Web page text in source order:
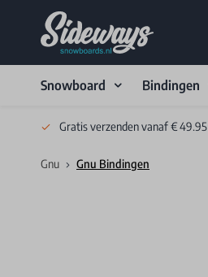
Snowboard Bindingen
Gratis verzenden vanaf € 49.95
Gnu Gnu Bindingen